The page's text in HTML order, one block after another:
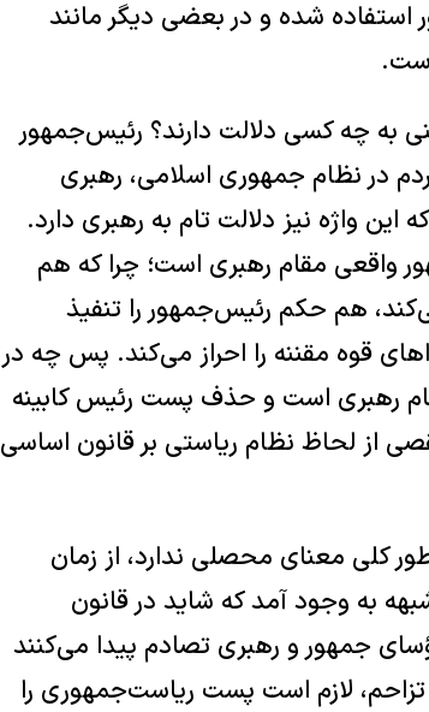
شده و در بعضی دیگر مانند
به چه کسی دلالت دارند؟ رئیس‌جمهور
در نظام جمهوری اسلامی، رهبری
واژه نیز دلالت تام به رهبری دارد.
واقعی مقام رهبری است؛ چرا که هم
هم حکم رئیس‌جمهور را تنفیذ
قوه مقننه را احراز می‌کند. پس چه در
رهبری است و حذف پست رئیس کابینه
از لحاظ نظام ریاستی بر قانون اساسی
کلی معنای محصلی ندارد، از زمان
به ‌وجود آمد که شاید در قانون
جمهور و رهبری تصادم پیدا می‌کنند
لازم است پست ریاست‌جمهوری را